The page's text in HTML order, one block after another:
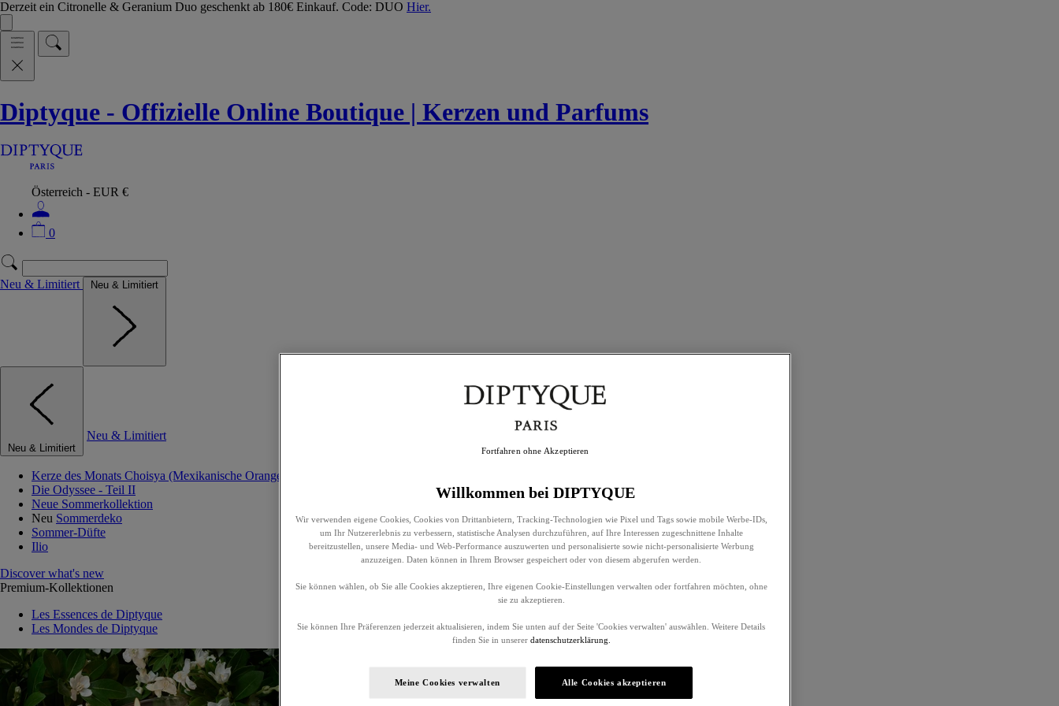
Derzeit ein Citronelle & Geranium Duo geschenkt ab 180€ Einkauf. Code: DUO Hier.
Diptyque - Offizielle Online Boutique | Kerzen und Parfums
Österreich - EUR €
0
Neu & Limitiert Neu & Limitiert
Neu & Limitiert
Neu & Limitiert
Kerze des Monats Choisya (Mexikanische Orangenblume)
Die Odyssee - Teil II
Neue Sommerkollektion
Neu Sommerdeko
Sommer-Düfte
Ilio
Discover what's new
Premium-Kollektionen
Les Essences de Diptyque
Les Mondes de Diptyque
Willkommen bei DIPTYQUE
Wir verwenden eigene Cookies, Cookies von Drittanbietern, Tracking-Technologien wie Pixel und Tags sowie mobile Werbe-IDs,
um Ihr Nutzererlebnis zu verbessern, statistische Analysen durchzuführen, auf Ihre Interessen zugeschnittene Inhalte
bereitzustellen, unsere Media- und Web-Performance auszuwerten und personalisierte sowie nicht-personalisierte Werbung
anzuzeigen. Daten können in Ihrem Browser gespeichert oder von diesem abgerufen werden.
Sie können wählen, ob Sie alle Cookies akzeptieren, Ihre eigenen Cookie-Einstellungen verwalten oder fortfahren möchten, ohne
sie zu akzeptieren.
Sie können Ihre Präferenzen jederzeit aktualisieren, indem Sie unten auf der Seite 'Cookies verwalten' auswählen. Weitere Details
finden Sie in unserer datenschutzerklärung.
Meine Cookies verwalten Alle Cookies akzeptieren
Fortfahren ohne Akzeptieren